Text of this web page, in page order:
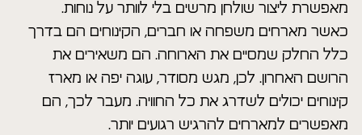
מאפשרת ליצור שולחן מרשים בלי לוותר על נוחות.
כאשר מארחים משפחה או חברים, הקינוחים הם בדרך
כלל החלק שמסיים את הארוחה. הם משאירים את
הרושם האחרון. לכן, מגש מסודר, עוגה יפה או מארז
קינוחים יכולים לשדרג את כל החוויה. מעבר לכך, הם
מאפשרים למארחים להרגיש רגועים יותר.